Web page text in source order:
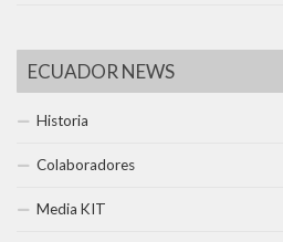
ECUADOR NEWS
Historia
Colaboradores
Media KIT